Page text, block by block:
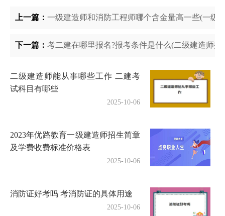
上一篇： 一级建造师和消防工程师哪个含金量高一些(一级
下一篇： 考二建在哪里报名?报考条件是什么(二级建造师报
二级建造师能从事哪些工作 二建考
试科目有哪些
2025-10-06
2023年优路教育一级建造师招生简章
及学费收费标准价格表
2025-10-06
消防证好考吗 考消防证的具体用途
2025-10-06